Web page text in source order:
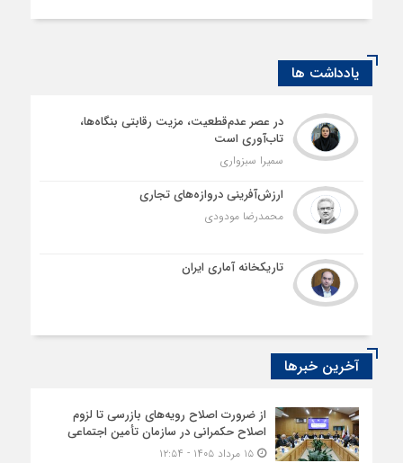
یادداشت ها
در عصر عدم‌قطعیت، مزیت رقابتی بنگاه‌ها،
تاب‌آوری است
سمیرا سبزواری
ارزش‌آفرینی دروازه‌های تجاری
محمدرضا مودودی
تاریکخانه آماری ایران
آخرین خبرها
از ضرورت اصلاح رویه‌های بازرسی تا لزوم
اصلاح حکمرانی در سازمان تأمین اجتماعی
۱۵ مرداد ۱۴۰۵ - ۱۲:۵۴